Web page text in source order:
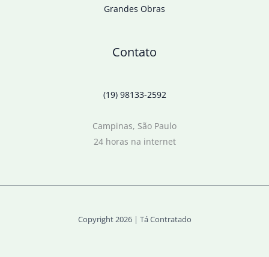
Grandes Obras
Contato
(19) 98133-2592
Campinas, São Paulo
24 horas na internet
Copyright 2026 | Tá Contratado